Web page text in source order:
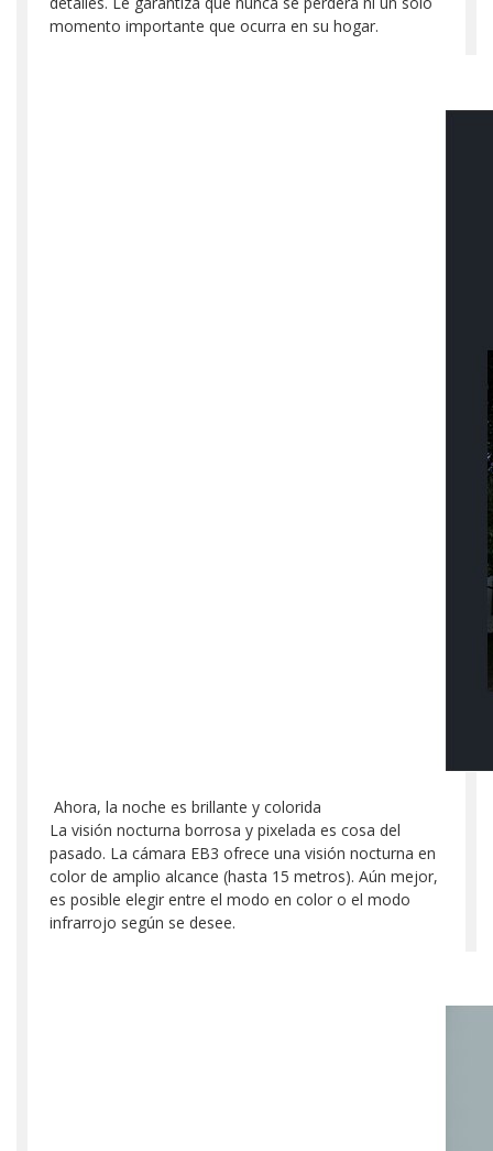
momento importante que ocurra en su hogar.
Ahora, la noche es brillante y colorida
La visión nocturna borrosa y pixelada es cosa del
pasado. La cámara EB3 ofrece una visión nocturna en
color de amplio alcance (hasta 15 metros). Aún mejor,
es posible elegir entre el modo en color o el modo
infrarrojo según se desee.